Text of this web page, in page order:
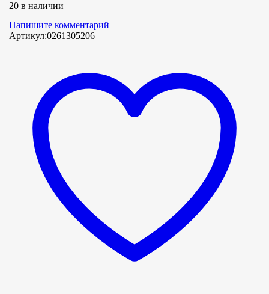
20 в наличии
Напишите комментарий
Артикул:0261305206